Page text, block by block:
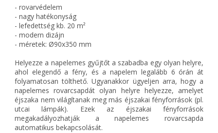
- rovarvédelem
- nagy hatékonyság
- lefedettség kb. 20 m²
- modern dizájn
- méretek: Ø90x350 mm
Helyezze a napelemes gyűjtőt a szabadba egy olyan helyre,
ahol elegendő a fény, és a napelem legalább 6 órán át
folyamatosan tölthető. Ugyanakkor ügyeljen arra, hogy a
napelemes rovarcsapdát olyan helyre helyezze, amelyet
éjszaka nem világítanak meg más éjszakai fényforrások (pl.
utcai lámpák). Ezek az éjszakai fényforrások
megakadályozhatják a napelemes rovarcsapda
automatikus bekapcsolását.